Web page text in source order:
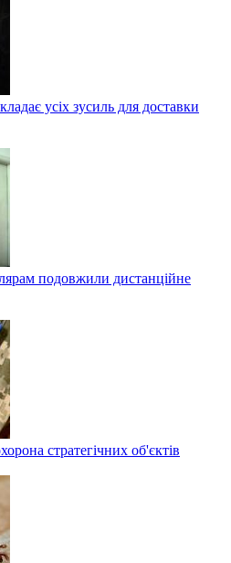
усіх зусиль для доставки
подовжили дистанційне
стратегічних об'єктів